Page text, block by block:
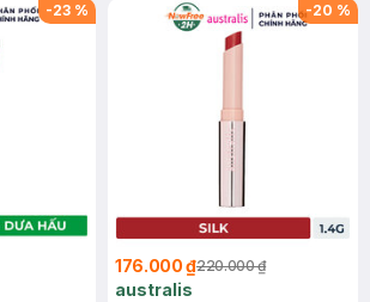
-23 % -20 %
176.000 ₫220.000 ₫
australis